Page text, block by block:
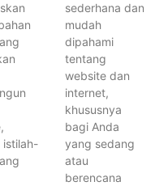
istilah-
sederhana dan
mudah
dipahami
tentang
website dan
internet,
khususnya
bagi Anda
yang sedang
atau
berencana